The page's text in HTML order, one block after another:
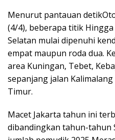
Menurut pantauan
(4/4), beberapa titik
Selatan mulai dipenuhi
empat maupun roda dua.
area Kuningan, Tebet,
sepanjang jalan
Timur.
Macet Jakarta tahun ini
dibandingkan tahun-tahun